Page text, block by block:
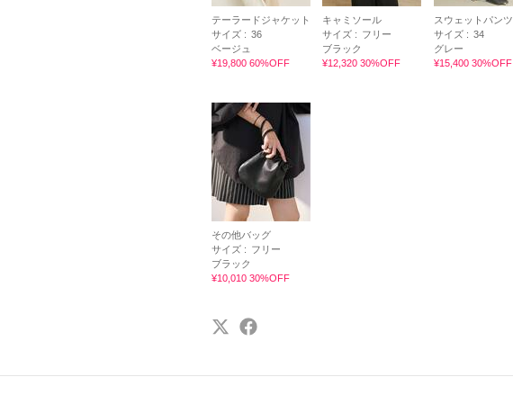
テーラードジャケット
サイズ : 36
ベージュ
¥19,800 60%OFF
キャミソール
サイズ : フリー
ブラック
¥12,320 30%OFF
スウェットパンツ
サイズ : 34
グレー
¥15,400 30%OFF
その他バッグ
サイズ : フリー
ブラック
¥10,010 30%OFF